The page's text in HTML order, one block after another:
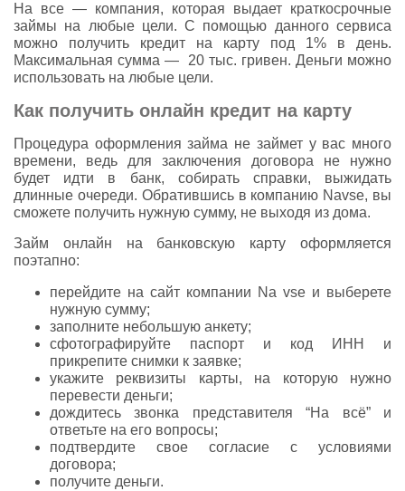
На все — компания, которая выдает краткосрочные
займы на любые цели. С помощью данного сервиса
можно получить кредит на карту под 1% в день.
Максимальная сумма — 20 тыс. гривен. Деньги можно
использовать на любые цели.
Как получить онлайн кредит на карту
Процедура оформления займа не займет у вас много
времени, ведь для заключения договора не нужно
будет идти в банк, собирать справки, выжидать
длинные очереди. Обратившись в компанию Navse, вы
сможете получить нужную сумму, не выходя из дома.
Займ онлайн на банковскую карту оформляется
поэтапно:
перейдите на сайт компании Na vse и выберете
нужную сумму;
заполните небольшую анкету;
сфотографируйте паспорт и код ИНН и
прикрепите снимки к заявке;
укажите реквизиты карты, на которую нужно
перевести деньги;
дождитесь звонка представителя “На всё” и
ответьте на его вопросы;
подтвердите свое согласие с условиями
договора;
получите деньги.